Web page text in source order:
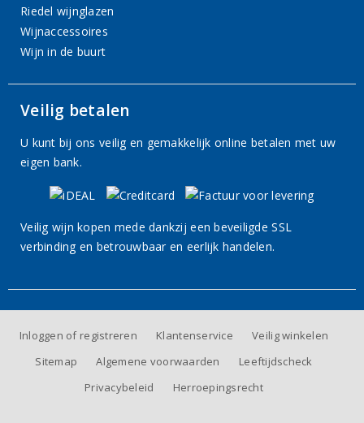
Riedel wijnglazen
Wijnaccessoires
Wijn in de buurt
Veilig betalen
U kunt bij ons veilig en gemakkelijk online betalen met uw
eigen bank.
Veilig wijn kopen mede dankzij een beveiligde SSL
verbinding en betrouwbaar en eerlijk handelen.
Inloggen of registreren Klantenservice
Veilig winkelen
Sitemap
Algemene voorwaarden
Leeftijdscheck
Privacybeleid
Herroepingsrecht